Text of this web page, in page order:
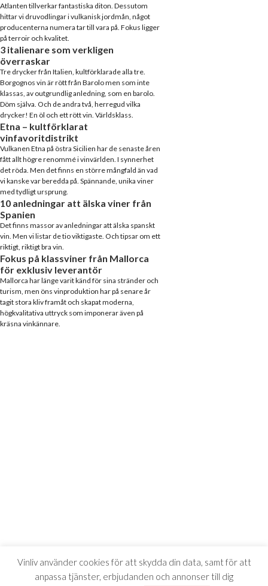
Atlanten tillverkar fantastiska diton. Dessutom
hittar vi druvodlingar i vulkanisk jordmån, något
producenterna numera tar till vara på. Fokus ligger
på terroir och kvalitet.
3 italienare som verkligen
överraskar
Tre drycker från Italien, kultförklarade alla tre.
Borgognos vin är rött från Barolo men som inte
klassas, av outgrundlig anledning, som en barolo.
Döm själva. Och de andra två, herregud vilka
drycker! En öl och ett rött vin. Världsklass.
Etna – kultförklarat
vinfavoritdistrikt
Vulkanen Etna på östra Sicilien har de senaste åren
fått allt högre renommé i vinvärlden. I synnerhet
det röda. Men det finns en större mångfald än vad
vi kanske var beredda på. Spännande, unika viner
med tydligt ursprung.
10 anledningar att älska viner från
Spanien
Det finns massor av anledningar att älska spanskt
vin. Men vi listar de tio viktigaste. Och tipsar om ett
riktigt, riktigt bra vin.
Fokus på klassviner från Mallorca
för exklusiv leverantör
Mallorca har länge varit känd för sina stränder och
turism, men öns vinproduktion har på senare år
tagit stora kliv framåt och skapat moderna,
högkvalitativa uttryck som imponerar även på
kräsna vinkännare.
Vinliv använder cookies för att skydda din data, samt för att
anpassa tjänster, erbjudanden och annonser till dig